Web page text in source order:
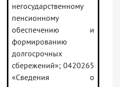
негосударственному
пенсионному
обеспечению и
формированию
долгосрочных
сбережений»; 0420265
«Сведения о